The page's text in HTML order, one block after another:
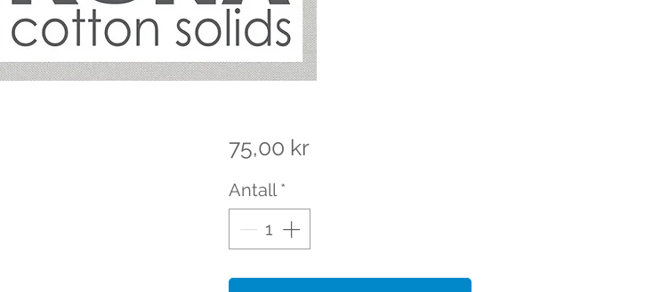
75,00 krPris
Antall *